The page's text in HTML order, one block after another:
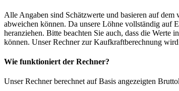
Alle Angaben sind Schätzwerte und basieren auf
abweichen können. Da unsere Löhne vollständig auf
heranziehen. Bitte beachten Sie auch, dass die
können. Unser Rechner zur Kaufkraftberechnung
Wie funktioniert der Rechner?
Unser Rechner berechnet auf Basis angezeigten